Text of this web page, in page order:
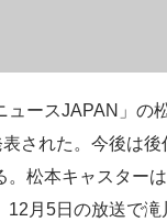
ースJAPAN」の
された。今後は
。松本キャスター
月5日の放送で